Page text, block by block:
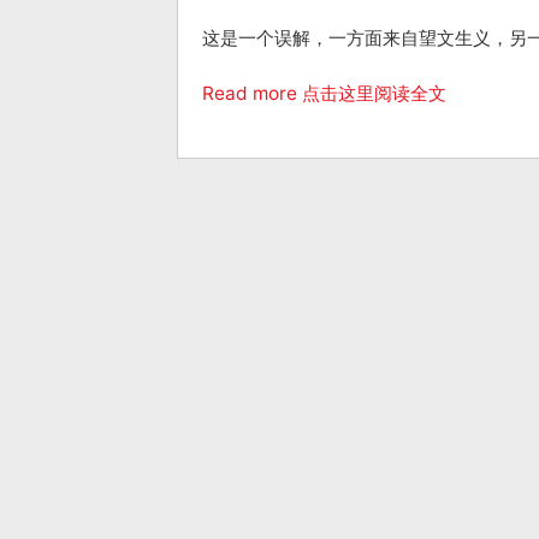
这是一个误解，一方面来自望文生义，
Read more 点击这里阅读全文